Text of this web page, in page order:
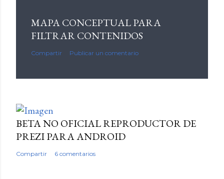
MAPA CONCEPTUAL PARA
FILTRAR CONTENIDOS
Compartir Publicar un comentario
BETA NO OFICIAL REPRODUCTOR DE
PREZI PARA ANDROID
Compartir 6 comentarios